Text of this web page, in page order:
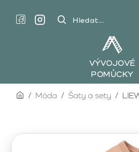
Hledat...
VÝVOJOVÉ
POMŮCKY
homeMóda Šaty a sety